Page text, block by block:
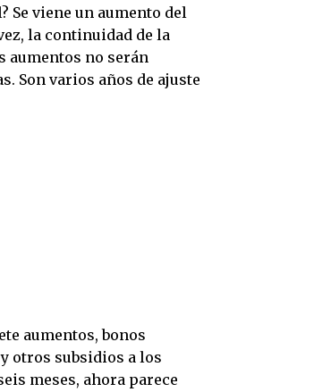
Se viene un aumento del
la continuidad de la
aumentos no serán
Son varios años de ajuste
aumentos, bonos
otros subsidios a los
meses, ahora parece